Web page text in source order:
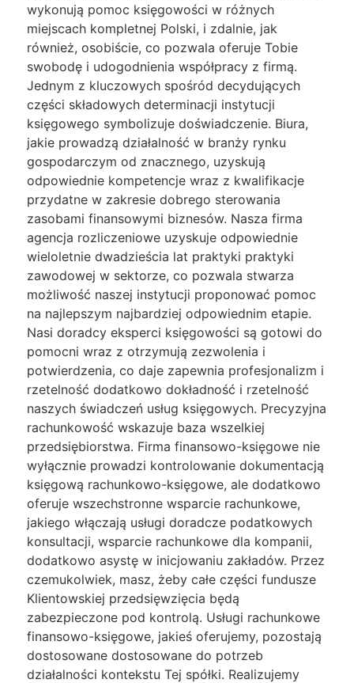
wykonują pomoc księgowości w różnych
miejscach kompletnej Polski, i zdalnie, jak
również, osobiście, co pozwala oferuje Tobie
swobodę i udogodnienia współpracy z firmą.
Jednym z kluczowych spośród decydujących
części składowych determinacji instytucji
księgowego symbolizuje doświadczenie. Biura,
jakie prowadzą działalność w branży rynku
gospodarczym od znacznego, uzyskują
odpowiednie kompetencje wraz z kwalifikacje
przydatne w zakresie dobrego sterowania
zasobami finansowymi biznesów. Nasza firma
agencja rozliczeniowe uzyskuje odpowiednie
wieloletnie dwadzieścia lat praktyki praktyki
zawodowej w sektorze, co pozwala stwarza
możliwość naszej instytucji proponować pomoc
na najlepszym najbardziej odpowiednim etapie.
Nasi doradcy eksperci księgowości są gotowi do
pomocni wraz z otrzymują zezwolenia i
potwierdzenia, co daje zapewnia profesjonalizm i
rzetelność dodatkowo dokładność i rzetelność
naszych świadczeń usług księgowych. Precyzyjna
rachunkowość wskazuje baza wszelkiej
przedsiębiorstwa. Firma finansowo-księgowe nie
wyłącznie prowadzi kontrolowanie dokumentacją
księgową rachunkowo-księgowe, ale dodatkowo
oferuje wszechstronne wsparcie rachunkowe,
jakiego włączają usługi doradcze podatkowych
konsultacji, wsparcie rachunkowe dla kompanii,
dodatkowo asystę w inicjowaniu zakładów. Przez
czemukolwiek, masz, żeby całe części fundusze
Klientowskiej przedsięwzięcia będą
zabezpieczone pod kontrolą. Usługi rachunkowe
finansowo-księgowe, jakieś oferujemy, pozostają
dostosowane dostosowane do potrzeb
działalności kontekstu Tej spółki. Realizujemy